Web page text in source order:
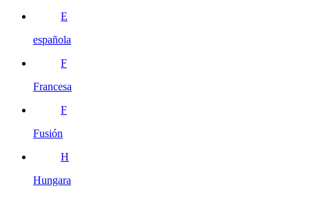
E
española
F
Francesa
F
Fusión
H
Hungara